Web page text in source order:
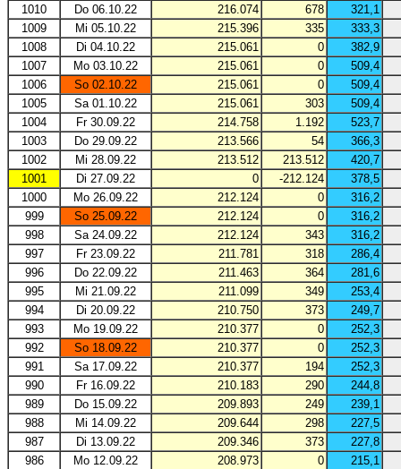
1010
Do 06.10.22 216.074 678
321,1
1009
Mi 05.10.22 215.396 335
333,3
1008
Di 04.10.22 215.061 0
382,9
1007
Mo 03.10.22 215.061 0
509,4
1006
So 02.10.22 215.061 0
509,4
1005
Sa 01.10.22 215.061 303
509,4
1004
Fr 30.09.22 214.758 1.192
523,7
1003
Do 29.09.22 213.566 54
366,3
1002
Mi 28.09.22 213.512 213.512
420,7
1001
Di 27.09.22 0 -212.124
378,5
1000
Mo 26.09.22 212.124 0
316,2
999
So 25.09.22 212.124 0
316,2
998
Sa 24.09.22 212.124 343
316,2
997
Fr 23.09.22 211.781 318
286,4
996
Do 22.09.22 211.463 364
281,6
995
Mi 21.09.22 211.099 349
253,4
994
Di 20.09.22 210.750 373
249,7
993
Mo 19.09.22 210.377 0
252,3
992
So 18.09.22 210.377 0
252,3
991
Sa 17.09.22 210.377 194
252,3
990
Fr 16.09.22 210.183 290
244,8
989
Do 15.09.22 209.893 249
239,1
988
Mi 14.09.22 209.644 298
227,5
987
Di 13.09.22 209.346 373
227,8
986
Mo 12.09.22 208.973 0 215,1